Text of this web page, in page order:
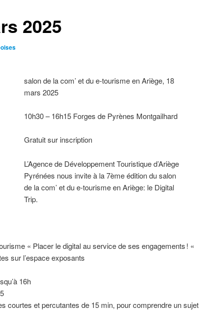
2025
salon de la com’ et du e-tourisme en Ariège, 18
mars 2025
10h30 – 16h15 Forges de Pyrènes Montgailhard
Gratuit sur inscription
L’Agence de Développement Touristique d’Ariège
Pyrénées nous invite à la 7ème édition du salon
de la com’ et du e-tourisme en Ariège: le Digital
Trip.
« Placer le digital au service de ses engagements ! «
sur l’espace exposants
16h
courtes et percutantes de 15 min, pour comprendre un sujet